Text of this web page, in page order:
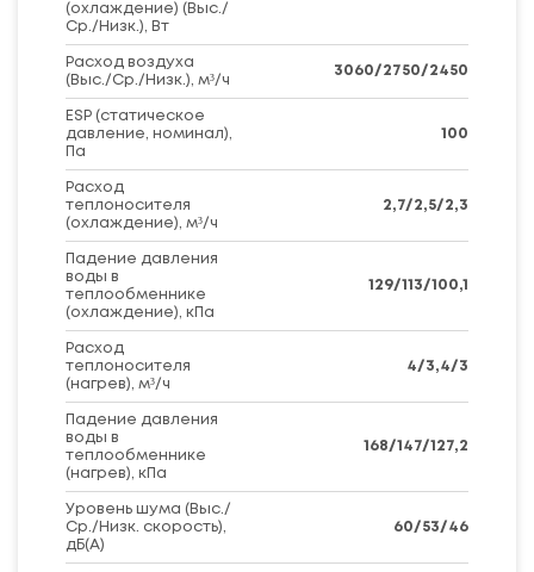
(охлаждение) (Выс./
Ср./Низк.), Вт
Расход воздуха
(Выс./Ср./Низк.), м³/ч
3060/2750/2450
ESP (статическое
давление, номинал),
Па
100
Расход
теплоносителя
(охлаждение), м³/ч
2,7/2,5/2,3
Падение давления
воды в
теплообменнике
(охлаждение), кПа
129/113/100,1
Расход
теплоносителя
(нагрев), м³/ч
4/3,4/3
Падение давления
воды в
теплообменнике
(нагрев), кПа
168/147/127,2
Уровень шума (Выс./
Ср./Низк. скорость),
дБ(А)
60/53/46